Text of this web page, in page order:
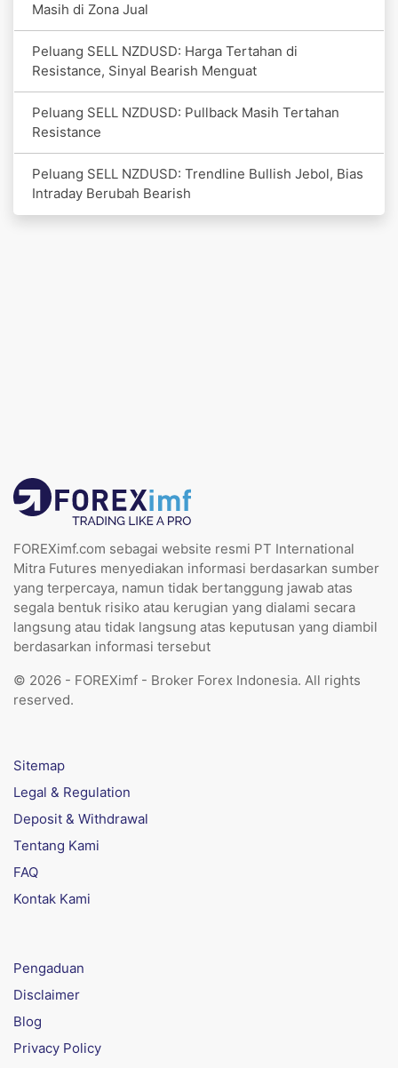
Masih di Zona Jual
Peluang SELL NZDUSD: Harga Tertahan di
Resistance, Sinyal Bearish Menguat
Peluang SELL NZDUSD: Pullback Masih Tertahan
Resistance
Peluang SELL NZDUSD: Trendline Bullish Jebol, Bias
Intraday Berubah Bearish
FOREXimf.com sebagai website resmi PT International
Mitra Futures menyediakan informasi berdasarkan sumber
yang terpercaya, namun tidak bertanggung jawab atas
segala bentuk risiko atau kerugian yang dialami secara
langsung atau tidak langsung atas keputusan yang diambil
berdasarkan informasi tersebut
© 2026 - FOREXimf - Broker Forex Indonesia. All rights
reserved.
Sitemap
Legal & Regulation
Deposit & Withdrawal
Tentang Kami
FAQ
Kontak Kami
Pengaduan
Disclaimer
Blog
Privacy Policy